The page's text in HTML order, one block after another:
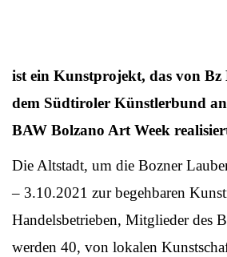
ist ein Kunstprojekt, das von Bz
dem Südtiroler Künstlerbund
BAW Bolzano Art Week
Die Altstadt, um die Bozner
– 3.10.2021 zur begehbaren
Handelsbetrieben, Mitglieder des
werden 40, von lokalen